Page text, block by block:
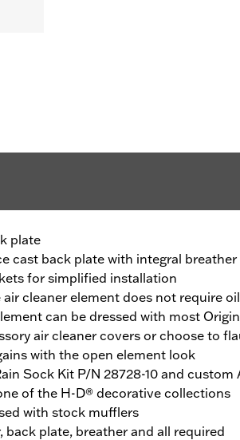
plate
cast back plate with integral breather
for simplified installation
cleaner element does not require
can be dressed with most
air cleaner covers or choose to
with the open element look
Sock Kit P/N 28728-10 and custom
of the H-D® decorative collections
with stock mufflers
back plate, breather and all required